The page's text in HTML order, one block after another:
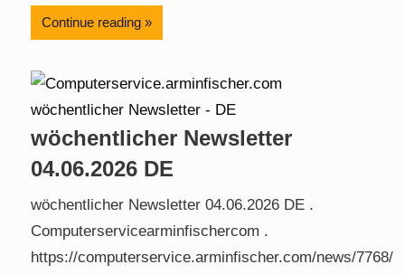
Continue reading
wöchentlicher Newsletter
04.06.2026 DE
wöchentlicher Newsletter 04.06.2026 DE .
Computerservicearminfischercom .
https://computerservice.arminfischer.com/news/7768/